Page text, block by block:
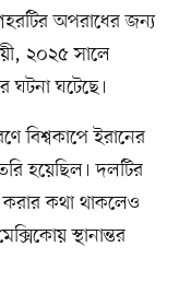
শহরটির অপরাধের জন্য
২০২৫ সালে
ঘটনা ঘটেছে।
বিশ্বকাপে ইরানের
হয়েছিল। দলটির
করার কথা থাকলেও
স্থানান্তর